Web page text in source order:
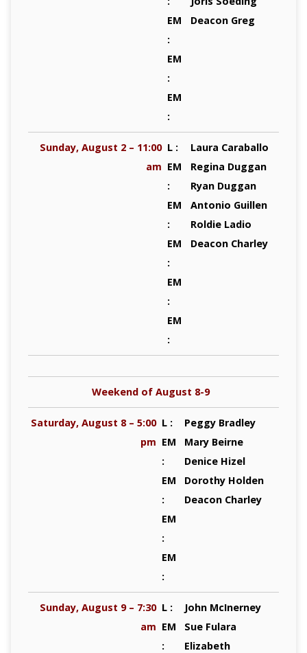
EM
:
EM
:
EM
:
Deacon Greg
Sunday, August 2 – 11:00
am
L :
EM
:
EM
:
EM
:
EM
:
EM
:
Laura Caraballo
Regina Duggan
Ryan Duggan
Antonio Guillen
Roldie Ladio
Deacon Charley
Weekend of August 8-9
Saturday, August 8 – 5:00
pm
L :
EM
:
EM
:
EM
:
EM
:
Peggy Bradley
Mary Beirne
Denice Hizel
Dorothy Holden
Deacon Charley
Sunday, August 9 – 7:30
am
L :
EM
:
John McInerney
Sue Fulara
Elizabeth